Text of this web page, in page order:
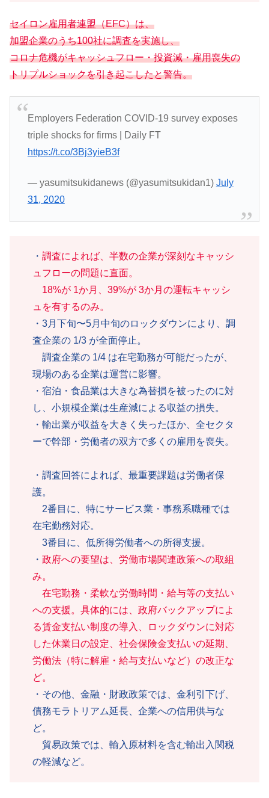
セイロン雇用者連盟（EFC）は、
加盟企業のうち100社に調査を実施し、
コロナ危機がキャッシュフロー・投資減・雇用喪失の
トリプルショックを引き起こしたと警告。
Employers Federation COVID-19 survey exposes
triple shocks for firms | Daily FT
https://t.co/3Bj3yieB3f
— yasumitsukidanews (@yasumitsukidan1) July
31, 2020
・ 調査によれば、半数の企業が深刻なキャッシ
ュフローの問題に直面。
18%が 1か月、39%が 3か月の運転キャッシ
ュを有するのみ。
・3月下旬〜5月中旬のロックダウンにより、調
査企業の 1/3 が全面停止。
調査企業の 1/4 は在宅勤務が可能だったが、
現場のある企業は運営に影響。
・宿泊・食品業は大きな為替損を被ったのに対
し、小規模企業は生産減による収益の損失。
・輸出業が収益を大きく失ったほか、全セクタ
ーで幹部・労働者の双方で多くの雇用を喪失。
・調査回答によれば、最重要課題は労働者保
護。
2番目に、特にサービス業・事務系職種では
在宅勤務対応。
3番目に、低所得労働者への所得支援。
・ 政府への要望は、労働市場関連政策への取組
み。
在宅勤務・柔軟な労働時間・給与等の支払い
への支援。具体的には、政府バックアップによ
る賃金支払い制度の導入、ロックダウンに対応
した休業日の設定、社会保険金支払いの延期、
労働法（特に解雇・給与支払いなど）の改正な
ど。
・その他、金融・財政政策では、金利引下げ、
債務モラトリアム延長、企業への信用供与な
ど。
貿易政策では、輸入原材料を含む輸出入関税
の軽減など。